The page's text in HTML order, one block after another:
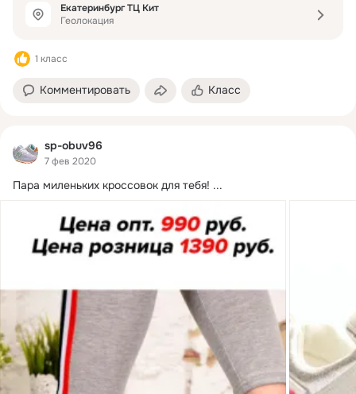
Екатеринбург ТЦ Кит
Геолокация
1 класс
Комментировать Класс
sp-obuv96
7 фев 2020
Пара миленьких кроссовок для тебя! ...